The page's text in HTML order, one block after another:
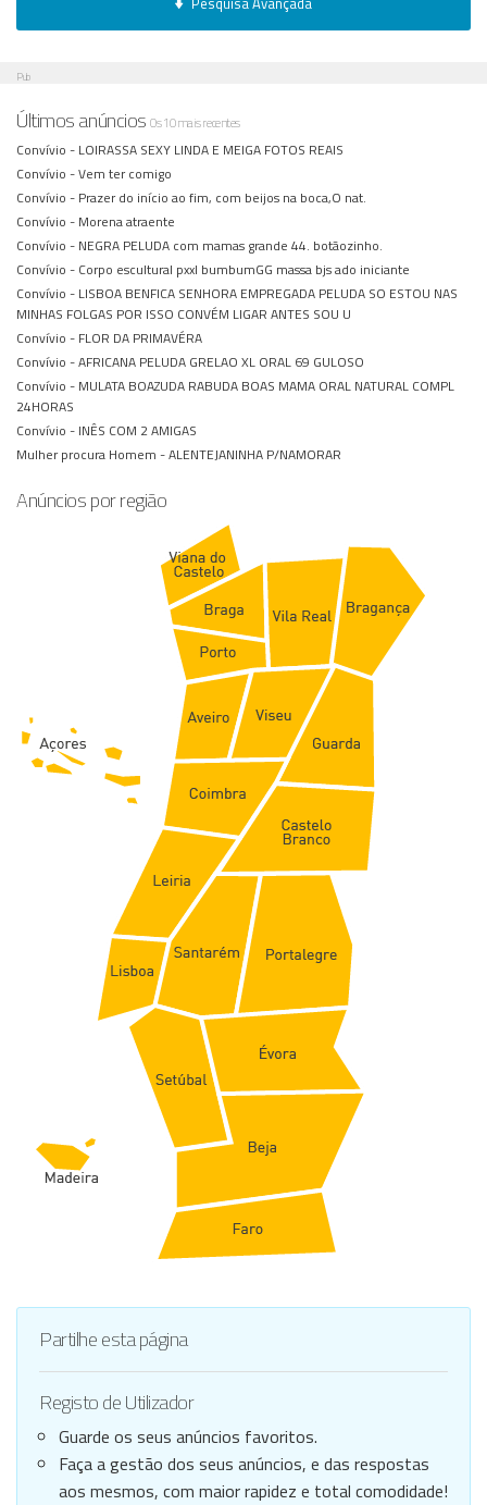
Pub
Últimos anúnciosOs 10 mais recentes
Convívio - LOIRASSA SEXY LINDA E MEIGA FOTOS REAIS
Convívio -Vem ter comigo
Convívio - Prazer do início ao fim, com beijos na boca,O nat.
Convívio - Morena atraente
Convívio - NEGRA PELUDA com mamas grande 44. botãozinho.
Convívio - Corpo escultural pxxl bumbumGG massa bjs ado iniciante
Convívio - LISBOA BENFICA SENHORA EMPREGADA PELUDA SO ESTOU NAS
MINHAS FOLGAS POR ISSO CONVÉM LIGAR ANTES SOU U
Convívio - FLOR DA PRIMAVÉRA
Convívio -AFRICANA PELUDA GRELAO XL ORAL 69 GULOSO
Convívio - MULATA BOAZUDA RABUDA BOAS MAMA ORAL NATURAL COMPL
24HORAS
Convívio - INÊS COM 2 AMIGAS
Mulher procura Homem -ALENTEJANINHA P/NAMORAR
Anúncios por região
Partilhe esta página
Registo de Utilizador
Guarde os seus anúncios favoritos.
Faça a gestão dos seus anúncios, e das respostas
aos mesmos, com maior rapidez e total comodidade!